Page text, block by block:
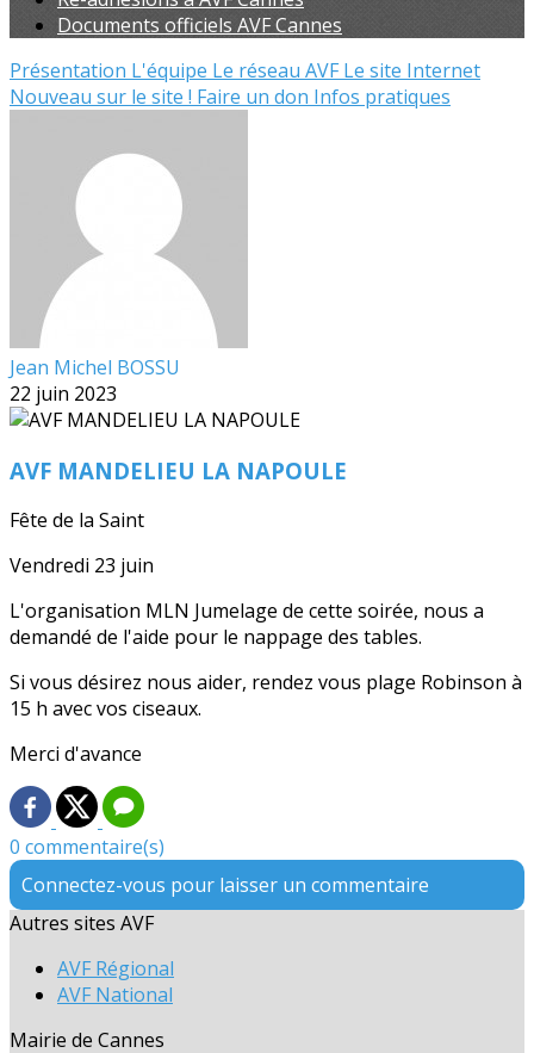
Documents officiels AVF Cannes
Présentation L'équipe Le réseau AVF Le site Internet
Nouveau sur le site ! Faire un don Infos pratiques
Jean Michel BOSSU
22 juin 2023
AVF MANDELIEU LA NAPOULE
Fête de la Saint
Vendredi 23 juin
L'organisation MLN Jumelage de cette soirée, nous a
demandé de l'aide pour le nappage des tables.
Si vous désirez nous aider, rendez vous plage Robinson à
15 h avec vos ciseaux.
Merci d'avance
0 commentaire(s)
Connectez-vous pour laisser un commentaire
Autres sites AVF
AVF Régional
AVF National
Mairie de Cannes